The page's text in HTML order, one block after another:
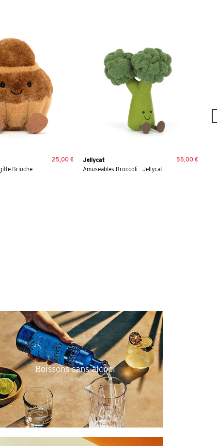
Brioche -
25,00 €
Jellycat
Amuseables Broccoli - Jellycat
55,00 €
Boissons sans alcool